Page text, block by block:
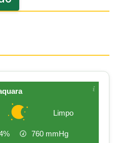
Limpo
760 mmHg